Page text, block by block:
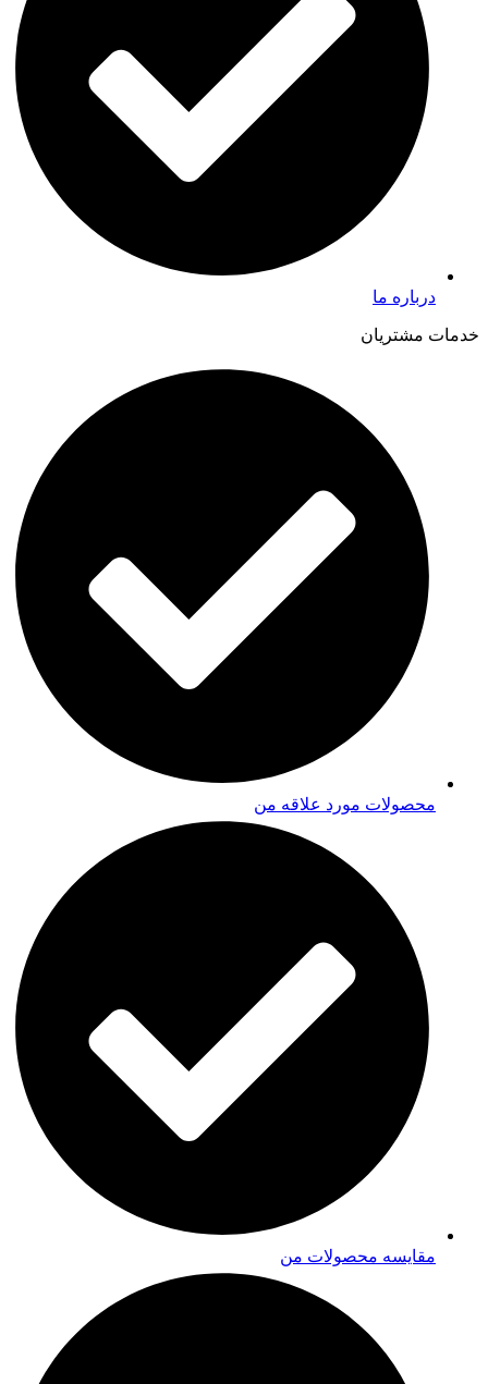
درباره ما
خدمات مشتریان
محصولات مورد علاقه من
مقایسه محصولات من